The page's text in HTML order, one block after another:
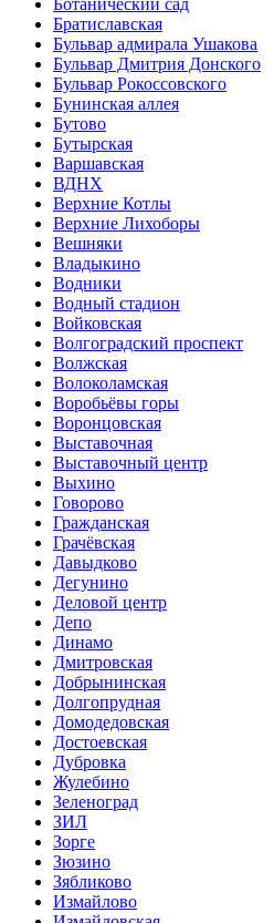
Ботанический сад
Братиславская
Бульвар адмирала Ушакова
Бульвар Дмитрия Донского
Бульвар Рокоссовского
Бунинская аллея
Бутово
Бутырская
Варшавская
ВДНХ
Верхние Котлы
Верхние Лихоборы
Вешняки
Владыкино
Водники
Водный стадион
Войковская
Волгоградский проспект
Волжская
Волоколамская
Воробьёвы горы
Воронцовская
Выставочная
Выставочный центр
Выхино
Говорово
Гражданская
Грачёвская
Давыдково
Дегунино
Деловой центр
Депо
Динамо
Дмитровская
Добрынинская
Долгопрудная
Домодедовская
Достоевская
Дубровка
Жулебино
Зеленоград
ЗИЛ
Зорге
Зюзино
Зябликово
Измайлово